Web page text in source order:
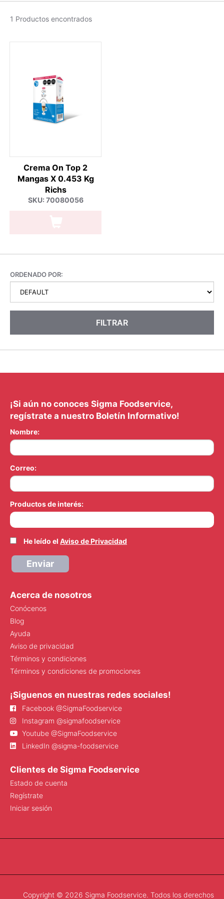
1 Productos encontrados
Crema On Top 2
Mangas X 0.453 Kg
Richs
SKU: 70080056
ORDENADO POR:
FILTRAR
¡Si aún no conoces Sigma Foodservice,
regístrate a nuestro Boletín Informativo!
Nombre:
Correo:
Productos de interés:
He leído el Aviso de Privacidad
Enviar
Acerca de nosotros
Conócenos
Blog
Ayuda
Aviso de privacidad
Términos y condiciones
Términos y condiciones de promociones
¡Siguenos en nuestras redes sociales!
Facebook @SigmaFoodservice
Instagram @sigmafoodservice
Youtube @SigmaFoodservice
LinkedIn @sigma-foodservice
Clientes de Sigma Foodservice
Estado de cuenta
Regístrate
Iniciar sesión
Copyright © 2026 Sigma Foodservice. Todos los derechos